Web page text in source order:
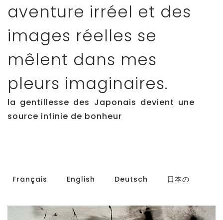
aventure irréel et des
images réelles se
mêlent dans mes
pleurs imaginaires.
la gentillesse des Japonais devient une
source infinie de bonheur
Français English Deutsch 日本の